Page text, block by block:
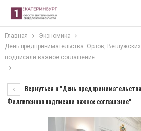
Главная
Экономика
День предпринимательства: Орлов,
подписали важное соглашение
Вернуться к "День
Филлипенков подписали важное соглашение"